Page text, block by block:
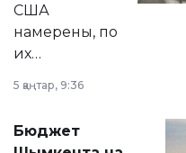
США
намерены, по
их
принести
народу
5 қаңтар, 9:36
Бюджет